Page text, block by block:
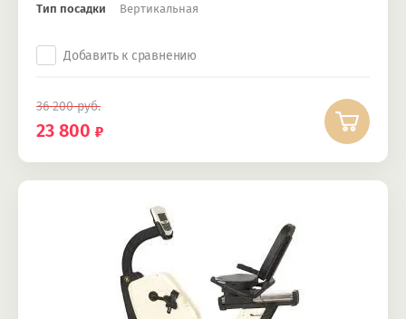
Тип посадки Вертикальная
Добавить к сравнению
36 200руб.
23 800